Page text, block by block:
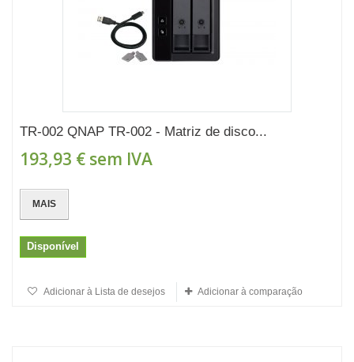
TR-002 QNAP TR-002 - Matriz de disco...
193,93 € sem IVA
MAIS
Disponível
Adicionar à Lista de desejos Adicionar à comparação